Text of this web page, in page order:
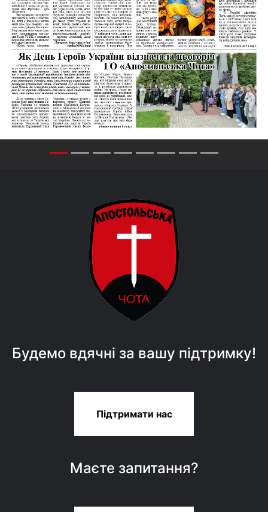
Будемо вдячні за вашу підтримку!
Підтримати нас
Маєте запитання?